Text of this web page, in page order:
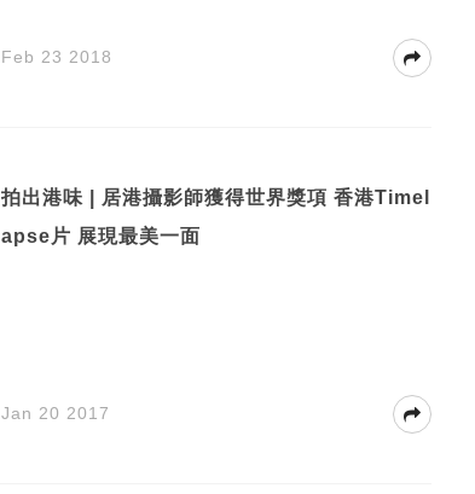
Feb 23 2018
拍出港味 | 居港攝影師獲得世界獎項 香港Timel
apse片 展現最美一面
Jan 20 2017